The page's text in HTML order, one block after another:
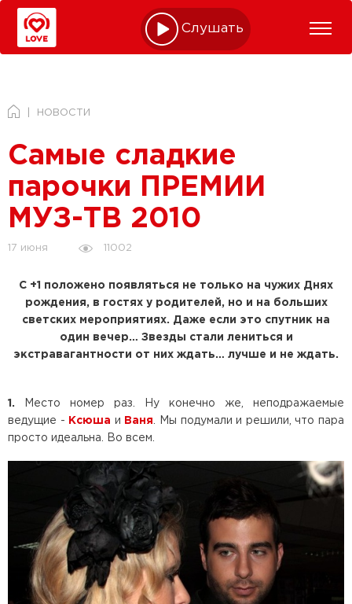
Слушать online
НОВОСТИ
Самые сладкие
парочки ПРЕМИИ
МУЗ-ТВ 2010
17 июня 11002
С +1 положено появляться не только на чужих Днях
рождения, в гостях у родителей, но и на больших
светских мероприятиях. Даже если это спутник на
один вечер… Звезды стали лениться и
экстравагантности от них ждать… лучше и не ждать.
1. Место номер раз. Ну конечно же, неподражаемые
ведущие -
Ксюша и Ваня
. Мы подумали и решили, что пара
просто идеальна. Во всем.